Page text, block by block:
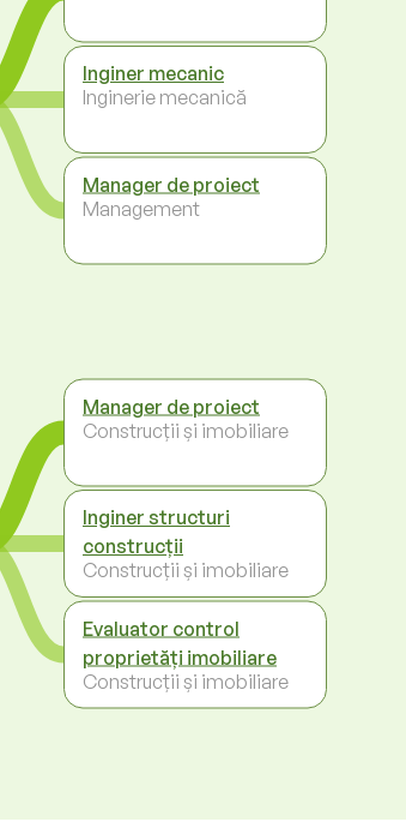
Inginer mecanic
Inginerie mecanică
Manager de proiect
Management
Manager de proiect
Construcții și imobiliare
Inginer structuri
construcții
Construcții și imobiliare
Evaluator control
proprietăți imobiliare
Construcții și imobiliare